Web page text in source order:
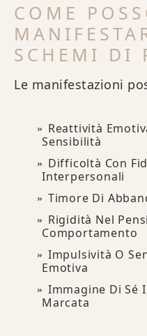
COME
SCHEMI DI
Le manifestazioni
Reattività
Sensibilità
Difficoltà Con
Interpersonali
Timore Di
Rigidità Nel
Comportamento
Impulsività O
Emotiva
Immagine Di Sé
Marcata